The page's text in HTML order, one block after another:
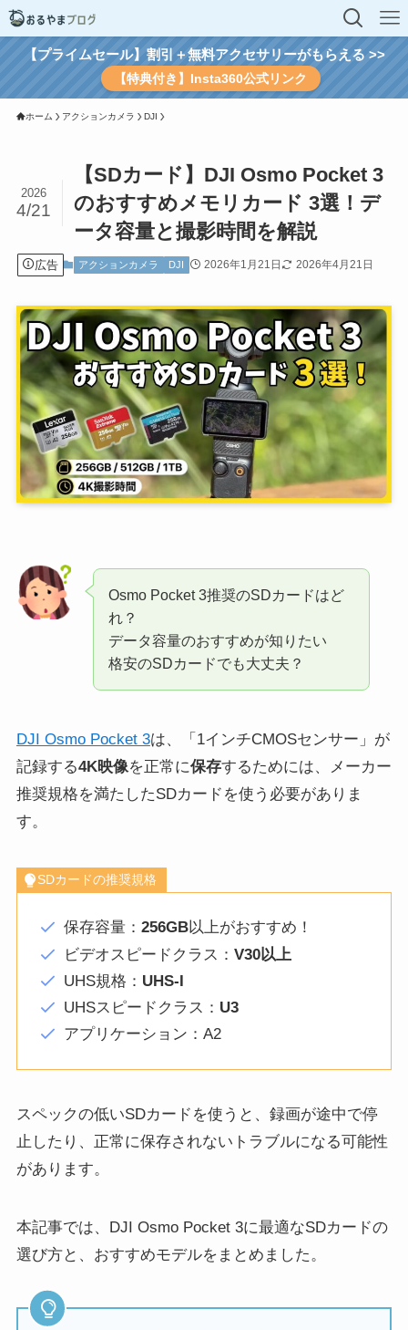
【プライムセール】割引＋無料アクセサリーがもらえる >>
【特典付き】Insta360公式リンク
ホーム アクションカメラ DJI
【SDカード】DJI Osmo Pocket 3
のおすすめメモリカード 3選！デ
ータ容量と撮影時間を解説
2026
4/21
広告 アクションカメラ DJI 2026年1月21日 2026年4月21日
Osmo Pocket 3推奨のSDカードはど
れ？
データ容量のおすすめが知りたい
格安のSDカードでも大丈夫？
DJI Osmo Pocket 3は、「1インチCMOSセンサー」が
記録する4K映像を正常に保存するためには、メーカー
推奨規格を満たしたSDカードを使う必要がありま
す。
SDカードの推奨規格
保存容量： 256GB以上がおすすめ！
ビデオスピードクラス： V30以上
UHS規格： UHS-I
UHSスピードクラス： U3
アプリケーション：A2
スペックの低いSDカードを使うと、録画が途中で停
止したり、正常に保存されないトラブルになる可能性
があります。
本記事では、DJI Osmo Pocket 3に最適なSDカードの
選び方と、おすすめモデルをまとめました。